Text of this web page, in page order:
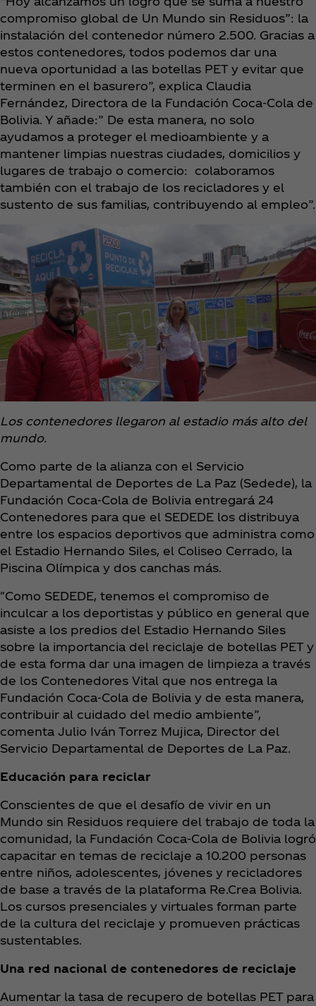
compromiso global de Un Mundo sin Residuos”: la
instalación del contenedor número 2.500. Gracias a
estos contenedores, todos podemos dar una
nueva oportunidad a las botellas PET y evitar que
terminen en el basurero”, explica Claudia
Fernández, Directora de la Fundación Coca‑Cola de
Bolivia. Y añade:” De esta manera, no solo
ayudamos a proteger el medioambiente y a
mantener limpias nuestras ciudades, domicilios y
lugares de trabajo o comercio: colaboramos
también con el trabajo de los recicladores y el
sustento de sus familias, contribuyendo al empleo”.
Los contenedores llegaron al estadio más alto del
mundo.
Como parte de la alianza con el Servicio
Departamental de Deportes de La Paz (Sedede), la
Fundación Coca‑Cola de Bolivia entregará 24
Contenedores para que el SEDEDE los distribuya
entre los espacios deportivos que administra como
el Estadio Hernando Siles, el Coliseo Cerrado, la
Piscina Olímpica y dos canchas más.
"Como SEDEDE, tenemos el compromiso de
inculcar a los deportistas y público en general que
asiste a los predios del Estadio Hernando Siles
sobre la importancia del reciclaje de botellas PET y
de esta forma dar una imagen de limpieza a través
de los Contenedores Vital que nos entrega la
Fundación Coca‑Cola de Bolivia y de esta manera,
contribuir al cuidado del medio ambiente”,
comenta Julio Iván Torrez Mujica, Director del
Servicio Departamental de Deportes de La Paz.
Educación para reciclar
Conscientes de que el desafío de vivir en un
Mundo sin Residuos requiere del trabajo de toda la
comunidad, la Fundación Coca‑Cola de Bolivia logró
capacitar en temas de reciclaje a 10.200 personas
entre niños, adolescentes, jóvenes y recicladores
de base a través de la plataforma Re.Crea Bolivia.
Los cursos presenciales y virtuales forman parte
de la cultura del reciclaje y promueven prácticas
sustentables.
Una red nacional de contenedores de reciclaje
Aumentar la tasa de recupero de botellas PET para